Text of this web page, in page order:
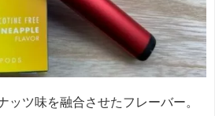
ッツ味を融合させたフレーバー。